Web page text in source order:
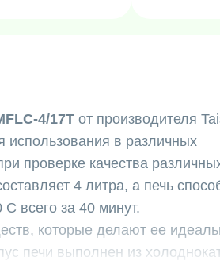
4/17T от производителя
использования в различных
проверке качества
4 литра, а печь
всего за 40 минут.
которые делают ее
печи выполнен из